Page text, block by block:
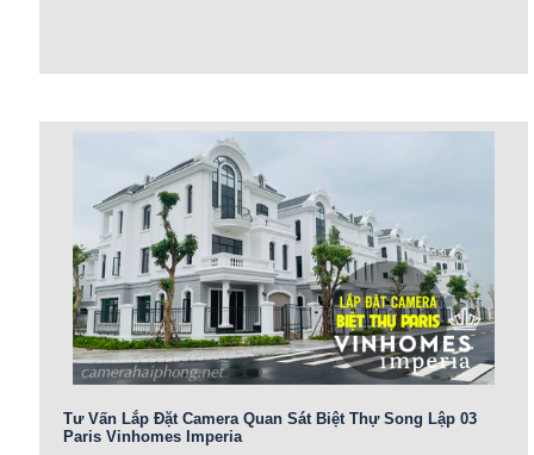
Tư Vấn Lắp Đặt Camera Quan Sát Biệt Thự Song Lập 03
Paris Vinhomes Imperia